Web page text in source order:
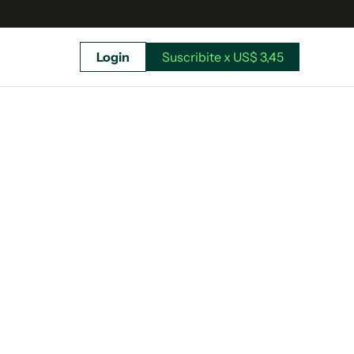
Login Suscribite x US$ 3,45